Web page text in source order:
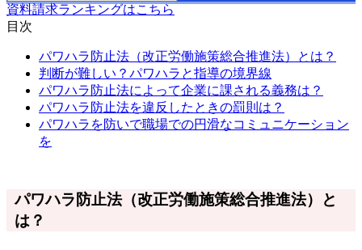
資料請求ランキングはこちら
目次
パワハラ防止法（改正労働施策総合推進法）とは？
判断が難しい？パワハラと指導の境界線
パワハラ防止法によって企業に課される義務は？
パワハラ防止法を違反したときの罰則は？
パワハラを防いで職場での円滑なコミュニケーション
を
パワハラ防止法（改正労働施策総合推進法）と
は？